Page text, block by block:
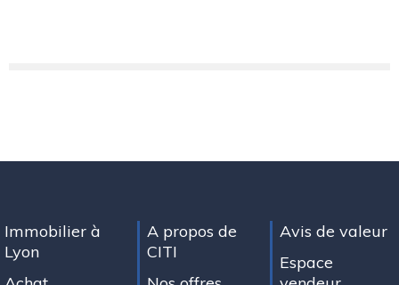
Immobilier à
Lyon
A propos de
CITI
Avis de valeur
Espace